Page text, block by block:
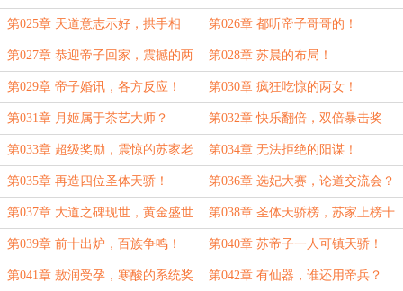
第025章 天道意志示好，拱手相
送！
第026章 都听帝子哥哥的！
第027章 恭迎帝子回家，震撼的两
女！
第028章 苏晨的布局！
第029章 帝子婚讯，各方反应！ 第030章 疯狂吃惊的两女！
第031章 月姬属于茶艺大师？ 第032章 快乐翻倍，双倍暴击奖
励！
第033章 超级奖励，震惊的苏家老
祖！
第034章 无法拒绝的阳谋！
第035章 再造四位圣体天骄！ 第036章 选妃大赛，论道交流会？
第037章 大道之碑现世，黄金盛世
开启！
第038章 圣体天骄榜，苏家上榜十
几位！
第039章 前十出炉，百族争鸣！ 第040章 苏帝子一人可镇天骄！
第041章 敖润受孕，寒酸的系统奖 第042章 有仙器，谁还用帝兵？